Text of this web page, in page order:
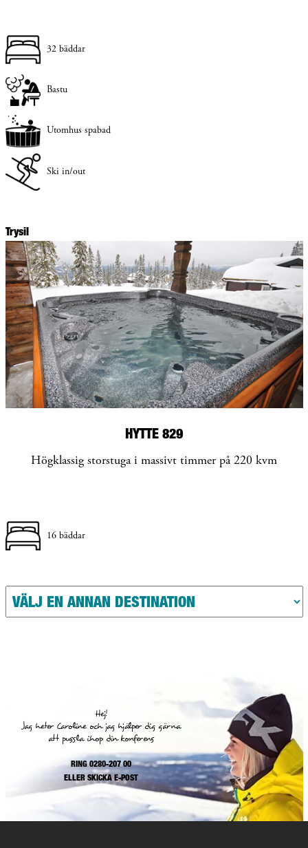
32 bäddar
Bastu
Utomhus spabad
Ski in/out
Trysil
HYTTE 829
Högklassig storstuga i massivt timmer på 220 kvm
16 bäddar
Hej!
Jag heter Caroline och jag hjälper dig gärna
att pussla ihop din konferens
RING 0280-207 00
ELLERSKICKA E-POST